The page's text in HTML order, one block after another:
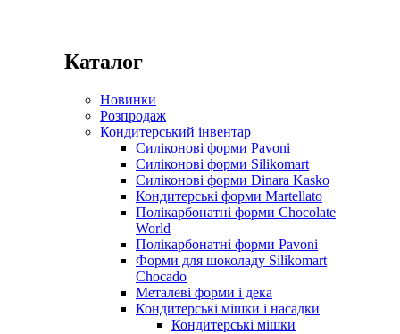
Каталог
Новинки
Розпродаж
Кондитерський інвентар
Силіконові форми Pavoni
Силіконові форми Silikomart
Силіконові форми Dinara Kasko
Кондитерські форми Martellato
Полікарбонатні форми Chocolate
World
Полікарбонатні форми Pavoni
Форми для шоколаду Silikomart
Chocado
Металеві форми і дека
Кондитерські мішки і насадки
Кондитерські мішки